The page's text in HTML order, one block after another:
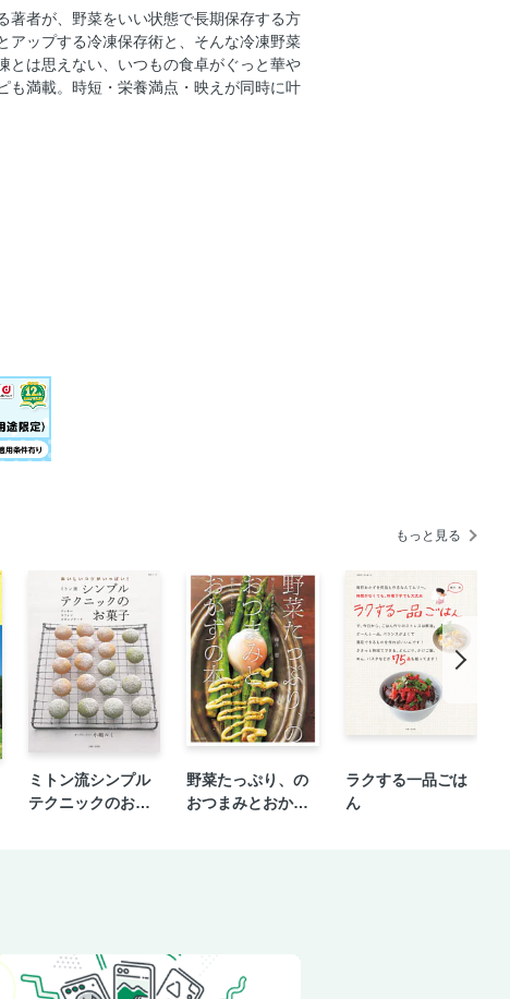
ベジ冷凍術
ズマリー）
凍野菜Q＆A
別 楽ベジ冷凍レシピ
そ和え
とミョウガの浅漬け
著者が、野菜をいい状態で長期保存する方
アップする冷凍保存術と、そんな冷凍野菜
とは思えない、いつもの食卓がぐっと華や
も満載。時短・栄養満点・映えが同時に叶
もっと見る
ミトン流シンプル
テクニックのお菓
野菜たっぷり、の
おつまみとおかず
ラクする一品ごは
ん